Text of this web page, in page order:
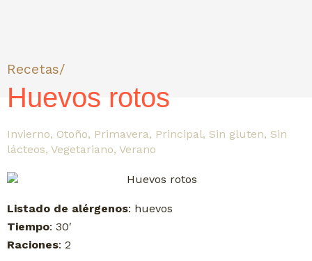
Recetas/
Huevos rotos
Invierno, Otoño, Primavera, Principal, Sin gluten, Sin
lácteos, Vegetariano, Verano
Listado de alérgenos: huevos
Tiempo: 30′
Raciones: 2